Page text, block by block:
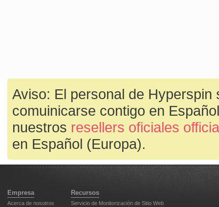
Aviso: El personal de
comuinicarse contigo en
nuestros resellers oficiales
en Español (Europa).
Empresa
Acerca de nosotros
Recursos
Servicio de Monitorización de Sitio Web